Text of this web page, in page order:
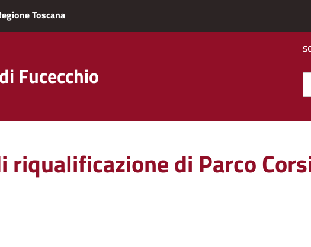
Toscana
Fucecchio
riqualificazione di Parco